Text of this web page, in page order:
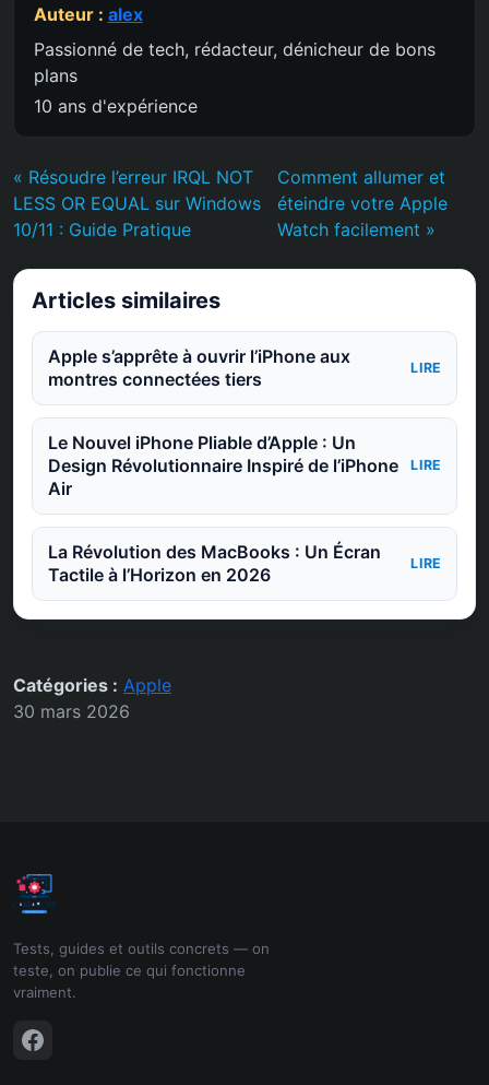
Auteur : alex
Passionné de tech, rédacteur, dénicheur de bons
plans
10 ans d'expérience
« Résoudre l’erreur IRQL NOT
LESS OR EQUAL sur Windows
10/11 : Guide Pratique
Comment allumer et
éteindre votre Apple
Watch facilement »
Articles similaires
Apple s’apprête à ouvrir l’iPhone aux
montres connectées tiers
LIRE
Le Nouvel iPhone Pliable d’Apple : Un
Design Révolutionnaire Inspiré de l’iPhone
Air
LIRE
La Révolution des MacBooks : Un Écran
Tactile à l’Horizon en 2026
LIRE
Catégories : Apple
30 mars 2026
Tests, guides et outils concrets — on
teste, on publie ce qui fonctionne
vraiment.